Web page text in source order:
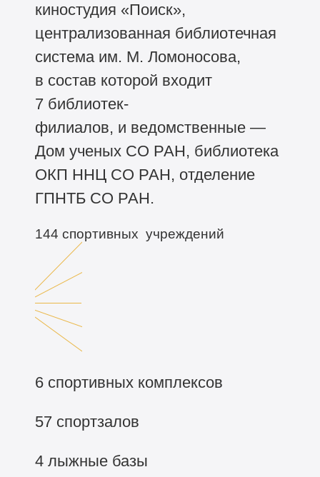
киностудия «Поиск»,
централизованная библиотечная
система им. М. Ломоносова,
в состав которой входит
7 библиотек-
филиалов, и ведомственные —
Дом ученых СО РАН, библиотека
ОКП ННЦ СО РАН, отделение
ГПНТБ СО РАН.
144 спортивных учреждений
6 спортивных комплексов
57 спортзалов
4 лыжные базы